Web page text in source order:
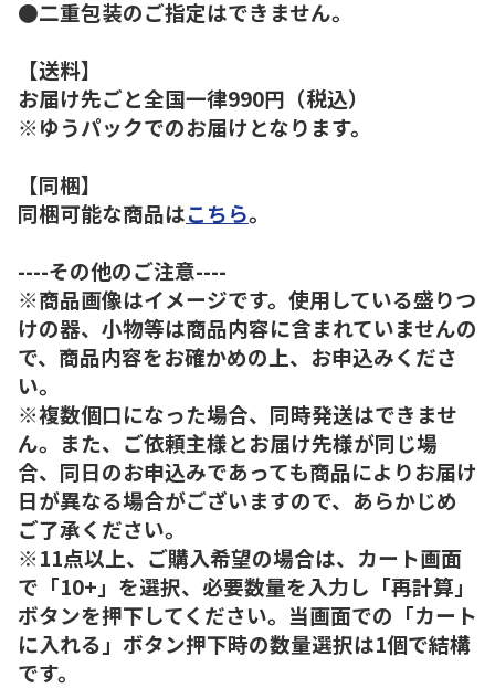
●二重包装のご指定はできません。
【送料】
お届け先ごと全国一律990円（税込）
※ゆうパックでのお届けとなります。
【同梱】
同梱可能な商品はこちら。
----その他のご注意----
※商品画像はイメージです。使用している盛りつ
けの器、小物等は商品内容に含まれていませんの
で、商品内容をお確かめの上、お申込みくださ
い。
※複数個口になった場合、同時発送はできませ
ん。また、ご依頼主様とお届け先様が同じ場
合、同日のお申込みであっても商品によりお届け
日が異なる場合がございますので、あらかじめ
ご了承ください。
※11点以上、ご購入希望の場合は、カート画面
で「10+」を選択、必要数量を入力し「再計算」
ボタンを押下してください。当画面での「カート
に入れる」ボタン押下時の数量選択は1個で結構
です。